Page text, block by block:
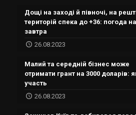
Дощі на заході й півночі, на
територій спека до +36: погода на
завтра
26.08.2023
Малий та середній бізнес може
отримати грант на 3000 доларів:
участь
26.08.2023